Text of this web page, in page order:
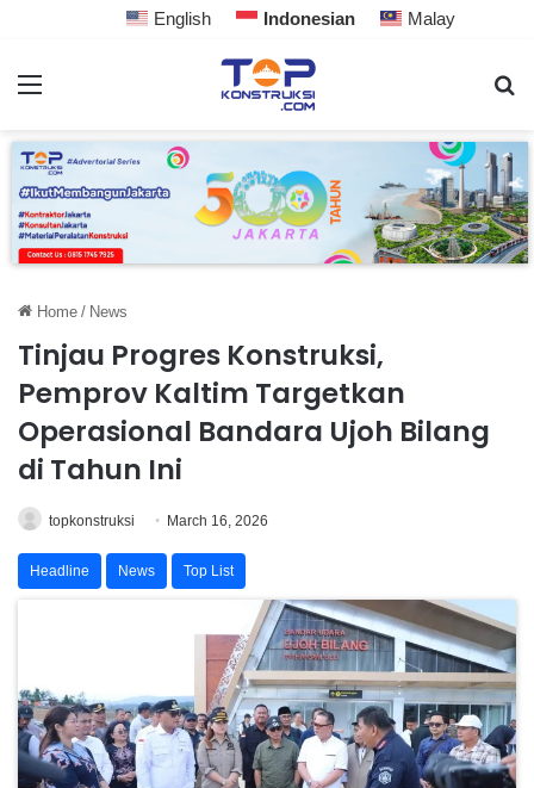
English Indonesian Malay
Home / News
Tinjau Progres Konstruksi,
Pemprov Kaltim Targetkan
Operasional Bandara Ujoh Bilang
di Tahun Ini
topkonstruksi March 16, 2026
Headline News Top List